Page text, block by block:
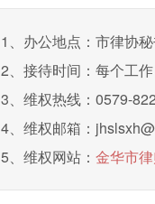
1、办公地点：市律协
2、接待时间：每个工
3、维权热线：0579-
4、维权邮箱：
5、维权网站： 金华市